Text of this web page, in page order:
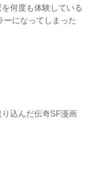
何度も体験している
ーになってしまった
込んだ伝奇SF漫画